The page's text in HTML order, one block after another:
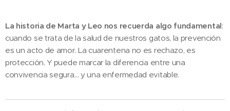
La historia de Marta y Leo nos recuerda algo fundamental:
cuando se trata de la salud de nuestros gatos, la prevención
es un acto de amor. La cuarentena no es rechazo, es
protección. Y puede marcar la diferencia entre una
convivencia segura… y una enfermedad evitable.